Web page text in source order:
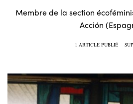
Membre de la section
Acción
1 ARTICLE PUBLIÉ